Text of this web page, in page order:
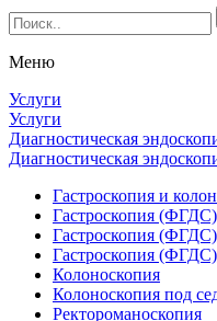
Меню
Услуги
Услуги
Диагностическая
Диагностическая
Гастроскопия и
Гастроскопия (ФГДС)
Гастроскопия
Гастроскопия
Колоноскопия
Колоноскопия под
Ректороманоскопия